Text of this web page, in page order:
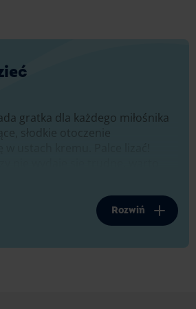
gratka dla każdego miłośnika
słodkie otoczenie
wyglądzie Twojego deseru.
by były sztywne?
Rozwiń